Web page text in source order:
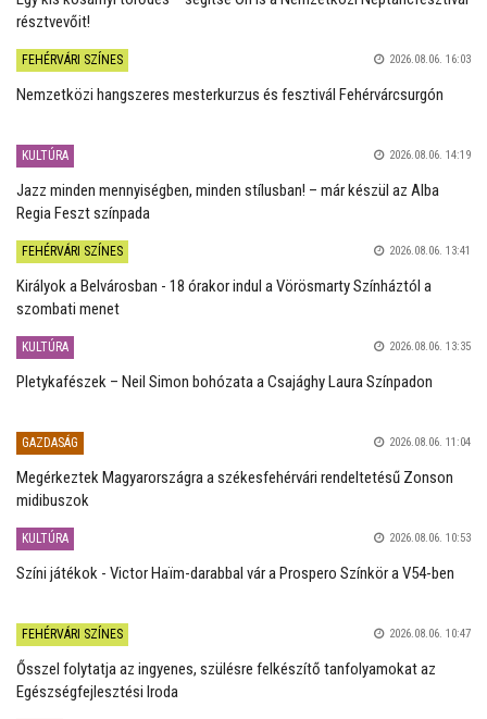
résztvevőit!
FEHÉRVÁRI SZÍNES 2026.08.06. 16:03
Nemzetközi hangszeres mesterkurzus és fesztivál Fehérvárcsurgón
KULTÚRA 2026.08.06. 14:19
Jazz minden mennyiségben, minden stílusban! – már készül az Alba
Regia Feszt színpada
FEHÉRVÁRI SZÍNES 2026.08.06. 13:41
Királyok a Belvárosban - 18 órakor indul a Vörösmarty Színháztól a
szombati menet
KULTÚRA 2026.08.06. 13:35
Pletykafészek – Neil Simon bohózata a Csajághy Laura Színpadon
GAZDASÁG 2026.08.06. 11:04
Megérkeztek Magyarországra a székesfehérvári rendeltetésű Zonson
midibuszok
KULTÚRA 2026.08.06. 10:53
Színi játékok - Victor Haïm-darabbal vár a Prospero Színkör a V54-ben
FEHÉRVÁRI SZÍNES 2026.08.06. 10:47
Ősszel folytatja az ingyenes, szülésre felkészítő tanfolyamokat az
Egészségfejlesztési Iroda